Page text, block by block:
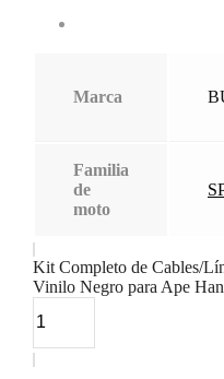
Marca
Familia
de
moto
Kit Completo de Cables/
Vinilo Negro para Ape